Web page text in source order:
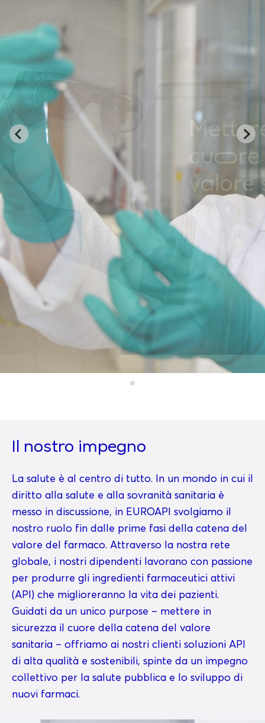
Il nostro impegno
La salute è al centro di tutto. In un mondo in cui il
diritto alla salute e alla sovranità sanitaria è
messo in discussione, in EUROAPI svolgiamo il
nostro ruolo fin dalle prime fasi della catena del
valore del farmaco. Attraverso la nostra rete
globale, i nostri dipendenti lavorano con passione
per produrre gli ingredienti farmaceutici attivi
(API) che miglioreranno la vita dei pazienti.
Guidati da un unico purpose – mettere in
sicurezza il cuore della catena del valore
sanitaria – offriamo ai nostri clienti soluzioni API
di alta qualità e sostenibili, spinte da un impegno
collettivo per la salute pubblica e lo sviluppo di
nuovi farmaci.